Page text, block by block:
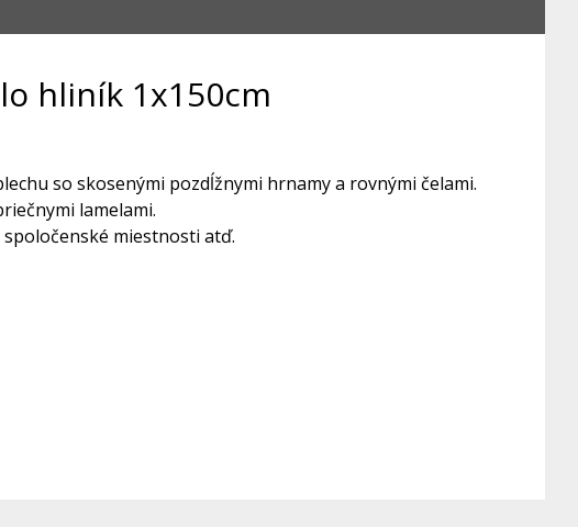
hliník 1x150cm
so skosenými pozdĺžnymi hrnamy a rovnými čelami.
lamelami.
miestnosti atď.